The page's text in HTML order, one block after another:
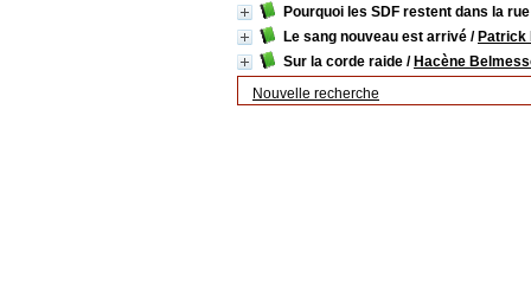
Pourquoi les SDF restent dans la rue
Le sang nouveau est arrivé / Patrick
Sur la corde raide / Hacène
Nouvelle recherche